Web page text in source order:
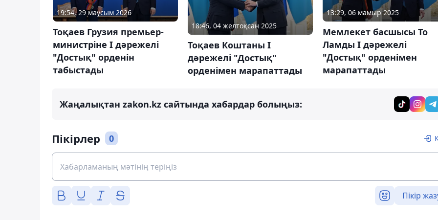
19:54, 29 маусым 2026
Тоқаев Грузия премьер-
министріне І дәрежелі
"Достық" орденін
табыстады
18:46, 04 желтоқсан 2025
Тоқаев Коштаны І
дәрежелі "Достық"
орденімен марапаттады
13:29, 06 мамыр 2025
Мемлекет басшысы То
Ламды І дәрежелі
"Достық" орденімен
марапаттады
Жаңалықтан zakon.kz сайтында хабардар болыңыз:
Пікірлер 0
Пікір